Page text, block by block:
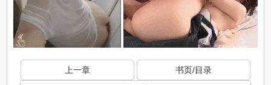
上一章 书页/目录